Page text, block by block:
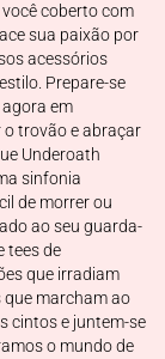
coberto com
sua paixão por
acessórios
Prepare-se
em
trovão e abraçar
Underoath
sinfonia
de morrer ou
ao seu guarda-
tees de
que irradiam
que marcham ao
cintos e juntem-se
o mundo de